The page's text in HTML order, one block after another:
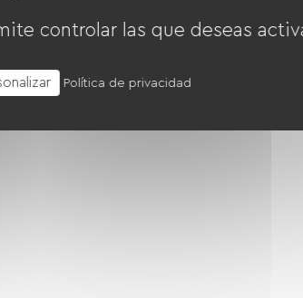
controlar las que deseas
Política de privacidad